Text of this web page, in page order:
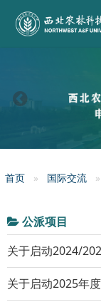
首页 国际交流
公派项目